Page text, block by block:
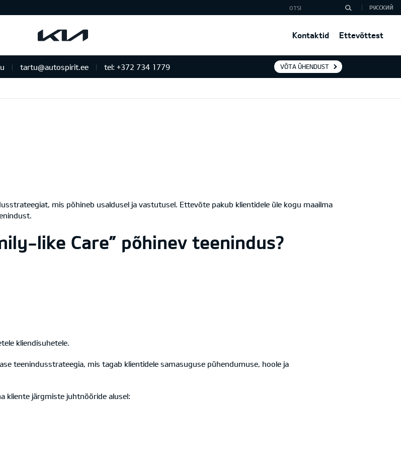
Kontaktid Ettevõttest
РУССКИЙ
tartu@autospirit.ee tel: +372 734 1779 VÕTA ÜHENDUST
mis põhineb usaldusel ja vastutusel. Ettevõte pakub klientidele üle kogu maailma
like Care” põhinev teenindus?
kliendisuhetele.
teenindusstrateegia, mis tagab klientidele samasuguse pühendumuse, hoole ja
kliente järgmiste juhtnööride alusel: